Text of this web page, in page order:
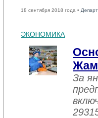
18 сентября 2018 года •
ЭКОНОМИКА
За